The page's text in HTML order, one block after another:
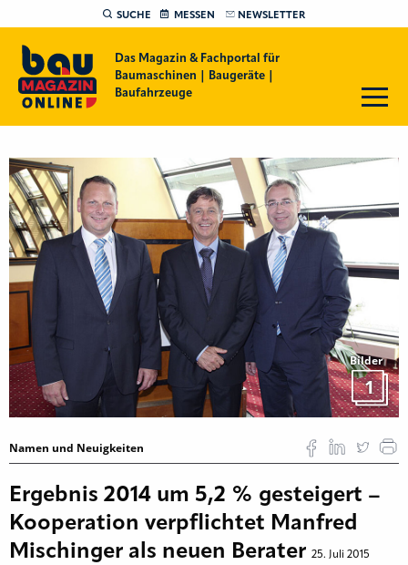
SUCHE MESSEN NEWSLETTER
Das Magazin & Fachportal für
Baumaschinen | Baugeräte |
Baufahrzeuge
Bilder
1
Namen und Neuigkeiten
Ergebnis 2014 um 5,2 % gesteigert –
Kooperation verpflichtet Manfred
Mischinger als neuen Berater 25. Juli 2015